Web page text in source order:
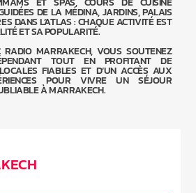
DE LA MÉDINA, JARDINS, PALAIS
DANS L’ATLAS : CHAQUE ACTIVITÉ EST
ET SA POPULARITÉ.
RADIO MARRAKECH, VOUS SOUTENEZ
TOUT EN PROFITANT DE
FIABLES ET D’UN ACCÈS AUX
POUR VIVRE UN SÉJOUR
À MARRAKECH.